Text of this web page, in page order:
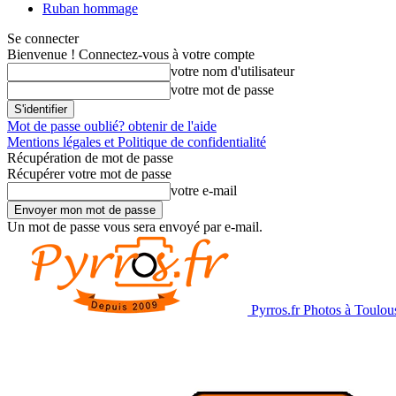
Ruban hommage
Se connecter
Bienvenue ! Connectez-vous à votre compte
votre nom d'utilisateur
votre mot de passe
Mot de passe oublié? obtenir de l'aide
Mentions légales et Politique de confidentialité
Récupération de mot de passe
Récupérer votre mot de passe
votre e-mail
Un mot de passe vous sera envoyé par e-mail.
Pyrros.fr Photos à